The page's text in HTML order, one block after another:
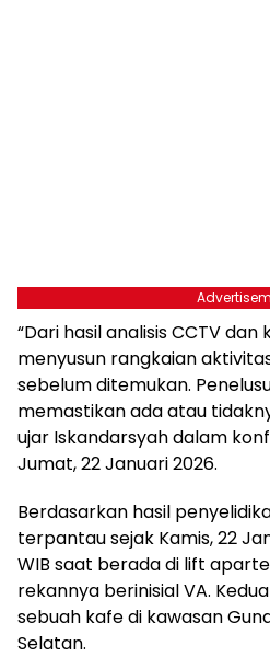
“Dari hasil analisis CCTV
menyusun rangkaian
sebelum ditemukan.
memastikan ada atau
ujar Iskandarsyah dalam
Jumat, 22 Januari 2026.
Berdasarkan hasil
terpantau sejak Kamis, 22
WIB saat berada di lift
rekannya berinisial VA.
sebuah kafe di kawasan
Selatan.